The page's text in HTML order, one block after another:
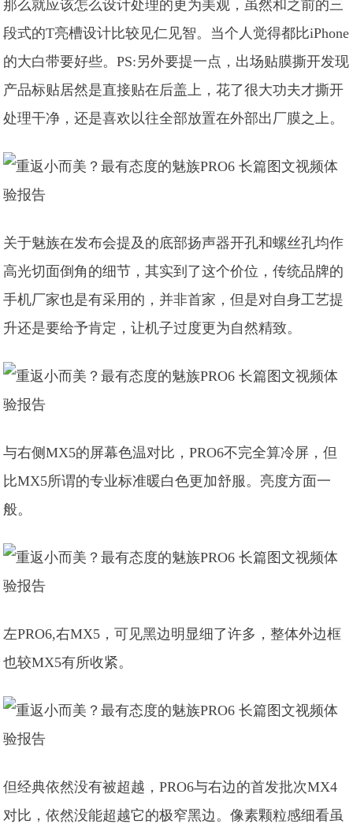
那么就应该怎么设计处理的更为美观，虽然和之前的三
段式的T亮槽设计比较见仁见智。当个人觉得都比iPhone
的大白带要好些。PS:另外要提一点，出场贴膜撕开发现
产品标贴居然是直接贴在后盖上，花了很大功夫才撕开
处理干净，还是喜欢以往全部放置在外部出厂膜之上。
关于魅族在发布会提及的底部扬声器开孔和螺丝孔均作
高光切面倒角的细节，其实到了这个价位，传统品牌的
手机厂家也是有采用的，并非首家，但是对自身工艺提
升还是要给予肯定，让机子过度更为自然精致。
与右侧MX5的屏幕色温对比，PRO6不完全算冷屏，但
比MX5所谓的专业标准暖白色更加舒服。亮度方面一
般。
左PRO6,右MX5，可见黑边明显细了许多，整体外边框
也较MX5有所收紧。
但经典依然没有被超越，PRO6与右边的首发批次MX4
对比，依然没能超越它的极窄黑边。像素颗粒感细看虽